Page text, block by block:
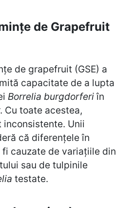
de Grapefruit
de grapefruit (GSE) a
capacitate de a lupta
Borrelia burgdorferiîn
Cu toate acestea,
Unii
că diferențele în
cauzate de variațiile din
sau de tulpinile
testate.